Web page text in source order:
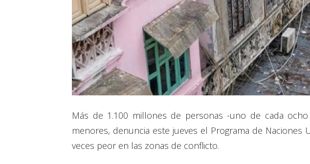
Más de 1.100 millones de personas -uno de cada
menores, denuncia este jueves el Programa de
veces peor en las zonas de conflicto.